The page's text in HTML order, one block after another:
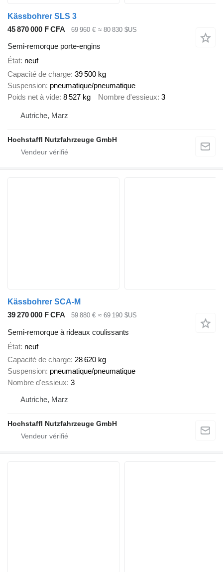
Kässbohrer SLS 3
45 870 000 F CFA
69 960 € ≈ 80 830 $US
Semi-remorque porte-engins
État neuf
Capacité de charge 39 500 kg
Suspension pneumatique/pneumatique
Poids net à vide 8 527 kg Nombre d'essieux 3
Autriche, Marz
Hochstaffl Nutzfahrzeuge GmbH
Kässbohrer SCA-M
39 270 000 F CFA
59 880 € ≈ 69 190 $US
Semi-remorque à rideaux coulissants
État neuf
Capacité de charge 28 620 kg
Suspension pneumatique/pneumatique
Nombre d'essieux 3
Autriche, Marz
Hochstaffl Nutzfahrzeuge GmbH